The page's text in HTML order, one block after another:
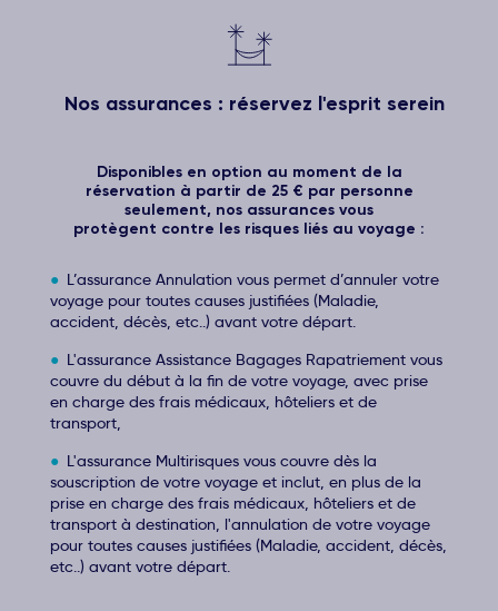
Nos assurances : réservez l'esprit serein
Disponibles en option au moment de la
réservation à partir de 25 € par personne
seulement, nos assurances vous
protègent contre les risques liés au voyage :
L’assurance Annulation vous permet d’annuler votre
voyage pour toutes causes justifiées (Maladie,
accident, décès, etc..) avant votre départ.
L'assurance Assistance Bagages Rapatriement vous
couvre du début à la fin de votre voyage, avec prise
en charge des frais médicaux, hôteliers et de
transport,
L'assurance Multirisques vous couvre dès la
souscription de votre voyage et inclut, en plus de la
prise en charge des frais médicaux, hôteliers et de
transport à destination, l'annulation de votre voyage
pour toutes causes justifiées (Maladie, accident, décès,
etc..) avant votre départ.